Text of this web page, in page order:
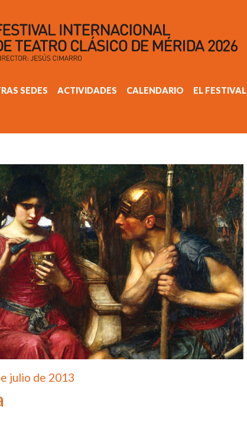
SEDES ACTIVIDADES CALENDARIO EL FESTIVAL
julio de 2013